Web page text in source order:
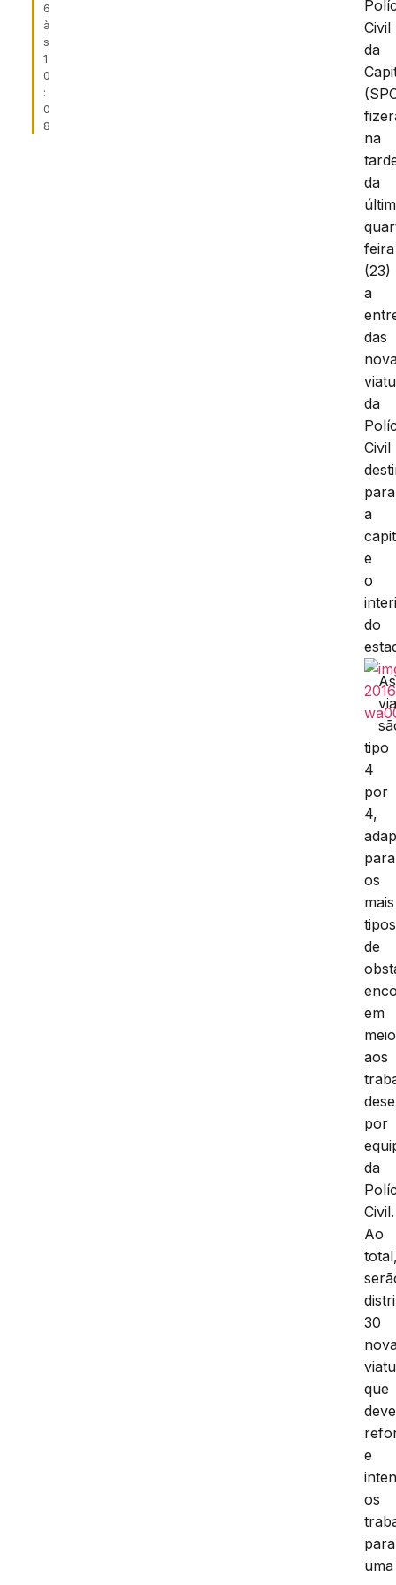
6
à
s
1
0
:
0
8
Civil
da
na
da
feira
(23)
a
das
da
Civil
para
a
e
o
do
As
tipo
4
por
4,
para
os
mais
tipos
de
em
aos
por
da
Civil.
Ao
30
que
e
os
para
uma